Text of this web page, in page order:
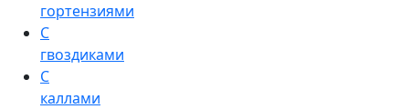
гортензиями
С
гвоздиками
С
каллами